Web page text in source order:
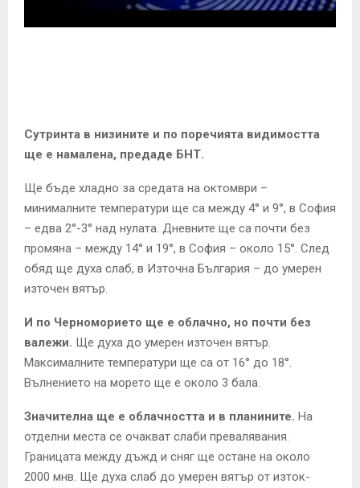
U
Сутринта в низините и по поречията видимостта
ще е намалена, предаде БНТ.
Ще бъде хладно за средата на октомври –
минималните температури ще са между 4° и 9°, в София
– едва 2°-3° над нулата. Дневните ще са почти без
промяна – между 14° и 19°, в София – около 15°. След
обяд ще духа слаб, в Източна България – до умерен
източен вятър.
И по Черноморието ще е облачно, но почти без
валежи. Ще духа до умерен източен вятър.
Максималните температури ще са от 16° до 18°.
Вълнението на морето ще е около 3 бала.
Значителна ще е облачността и в планините. На
отделни места се очакват слаби превалявания.
Границата между дъжд и сняг ще остане на около
2000 мнв. Ще духа слаб до умерен вятър от изток-